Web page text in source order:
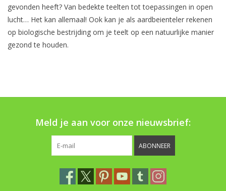
gevonden heeft? Van bedekte teelten tot toepassingen in open
lucht… Het kan allemaal! Ook kan je als aardbeienteler rekenen
op biologische bestrijding om je teelt op een natuurlijke manier
gezond te houden.
Meld je aan voor onze nieuwsbrief:
ABONNEER